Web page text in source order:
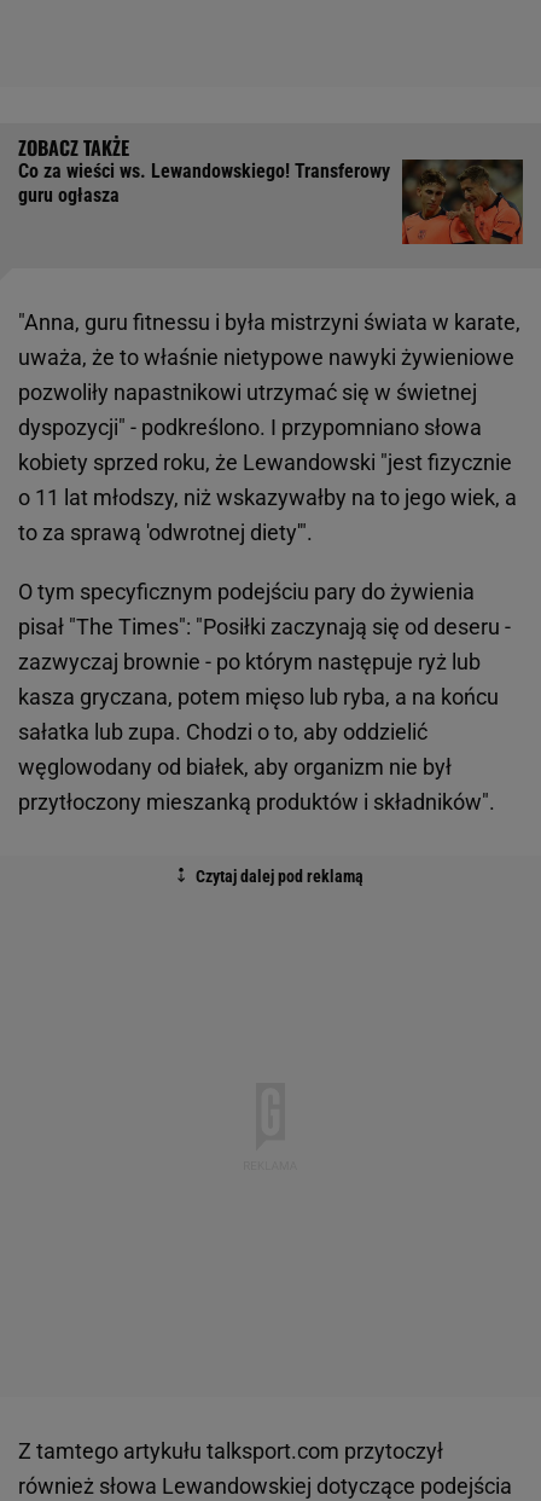
Co za wieści ws. Lewandowskiego! Transferowy
guru ogłasza
"Anna, guru fitnessu i była mistrzyni świata w karate,
uważa, że to właśnie nietypowe nawyki żywieniowe
pozwoliły napastnikowi utrzymać się w świetnej
dyspozycji" - podkreślono. I przypomniano słowa
kobiety sprzed roku, że Lewandowski "jest fizycznie
o 11 lat młodszy, niż wskazywałby na to jego wiek, a
to za sprawą 'odwrotnej diety'".
O tym specyficznym podejściu pary do żywienia
pisał "The Times": "Posiłki zaczynają się od deseru -
zazwyczaj brownie - po którym następuje ryż lub
kasza gryczana, potem mięso lub ryba, a na końcu
sałatka lub zupa. Chodzi o to, aby oddzielić
węglowodany od białek, aby organizm nie był
przytłoczony mieszanką produktów i składników".
Z tamtego artykułu talksport.com przytoczył
również słowa Lewandowskiej dotyczące podejścia